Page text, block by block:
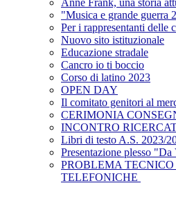
Anne Frank, una storia
"Musica e grande guerra
Per i rappresentanti delle
Nuovo sito istituzionale
Educazione stradale
Cancro io ti boccio
Corso di latino 2023
OPEN DAY
Il comitato genitori al
CERIMONIA
INCONTRO
Libri di testo A.S. 2023/
Presentazione plesso
PROBLEMA
TELEFONICHE